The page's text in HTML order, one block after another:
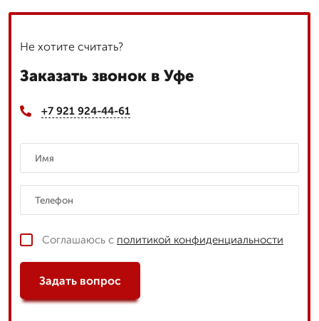
Не хотите считать?
Заказать звонок в Уфе
+7 921 924-44-61
Соглашаюсь с политикой конфиденциальности
Задать вопрос